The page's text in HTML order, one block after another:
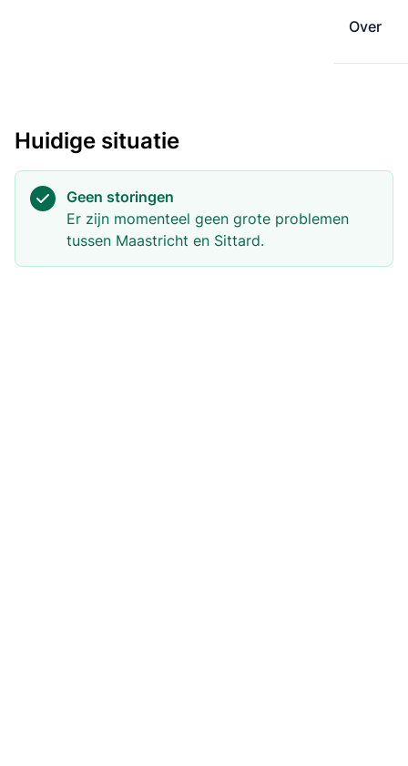
Over
Huidige situatie
Geen storingen
Er zijn momenteel geen grote problemen
tussen Maastricht en Sittard.